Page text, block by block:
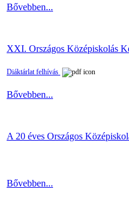
Bővebben...
XXI. Országos Középiskolás
Diáktárlat felhívás
Bővebben...
A 20 éves Országos
Bővebben...